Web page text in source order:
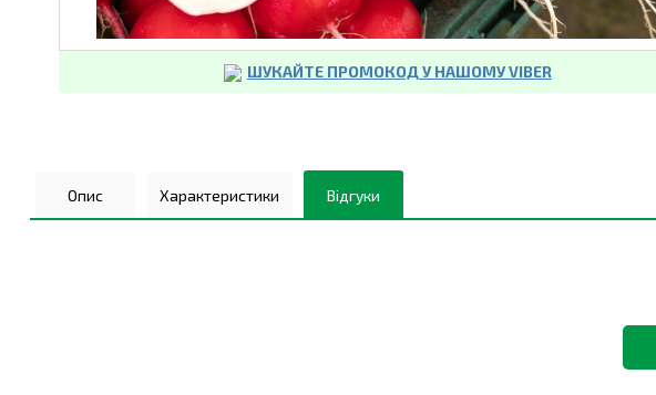
ШУКАЙТЕ ПРОМОКОД У НАШОМУ VIBER
Опис Характеристики Відгуки